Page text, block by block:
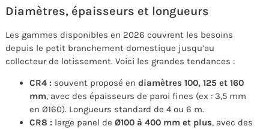
Diamètres, épaisseurs et longueurs
Les gammes disponibles en 2026 couvrent les besoins
depuis le petit branchement domestique jusqu’au
collecteur de lotissement. Voici les grandes tendances :
CR4 : souvent proposé en diamètres 100, 125 et 160
mm, avec des épaisseurs de paroi fines (ex : 3,5 mm
en Ø160). Longueurs standard de 4 ou 6 m.
CR8 : large panel de Ø100 à 400 mm et plus, avec des